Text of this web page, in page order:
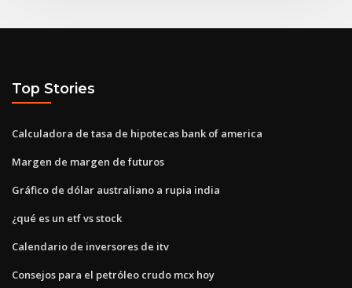
Top Stories
Calculadora de tasa de hipotecas bank of america
Margen de margen de futuros
Gráfico de dólar australiano a rupia india
¿qué es un etf vs stock
Calendario de inversores de itv
Consejos para el petróleo crudo mcx hoy